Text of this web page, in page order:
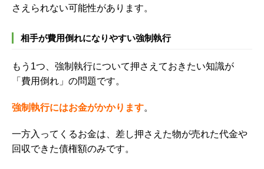
さえられない可能性があります。
相手が費用倒れになりやすい強制執行
もう 1つ、強制執行について押さえておきたい知識が
「費用倒れ」の問題です。
強制執行にはお金がかかります。
一方入ってくるお金は、差し押さえた物が売れた代金や
回収できた債権額のみです。